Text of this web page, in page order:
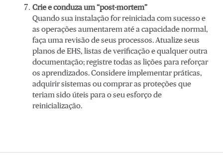
Crie e conduza um “post-mortem”
Quando sua instalação for reiniciada com sucesso e
as operações aumentarem até a capacidade normal,
faça uma revisão de seus processos. Atualize seus
planos de EHS, listas de verificação e qualquer outra
documentação; registre todas as lições para reforçar
os aprendizados. Considere implementar práticas,
adquirir sistemas ou comprar as proteções que
teriam sido úteis para o seu esforço de
reinicialização.